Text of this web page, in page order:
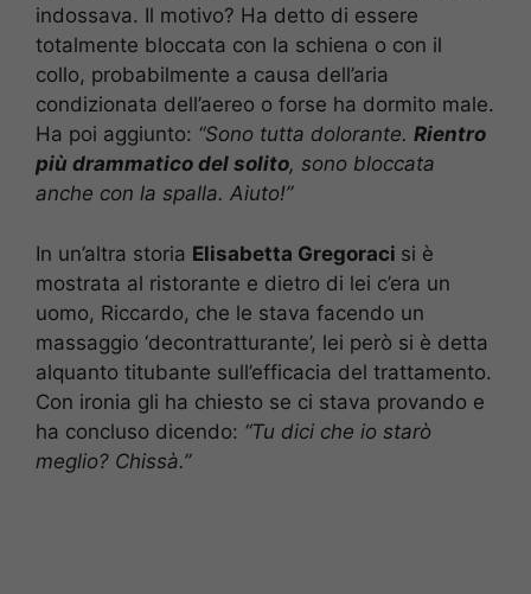
indossava. Il motivo? Ha detto di essere
totalmente bloccata con la schiena o con il
collo, probabilmente a causa dell’aria
condizionata dell’aereo o forse ha dormito male.
Ha poi aggiunto: “Sono tutta dolorante. Rientro
più drammatico del solito, sono bloccata
anche con la spalla. Aiuto!”
In un’altra storia Elisabetta Gregoraci si è
mostrata al ristorante e dietro di lei c’era un
uomo, Riccardo, che le stava facendo un
massaggio ‘decontratturante’, lei però si è detta
alquanto titubante sull’efficacia del trattamento.
Con ironia gli ha chiesto se ci stava provando e
ha concluso dicendo: “Tu dici che io starò
meglio? Chissà.”